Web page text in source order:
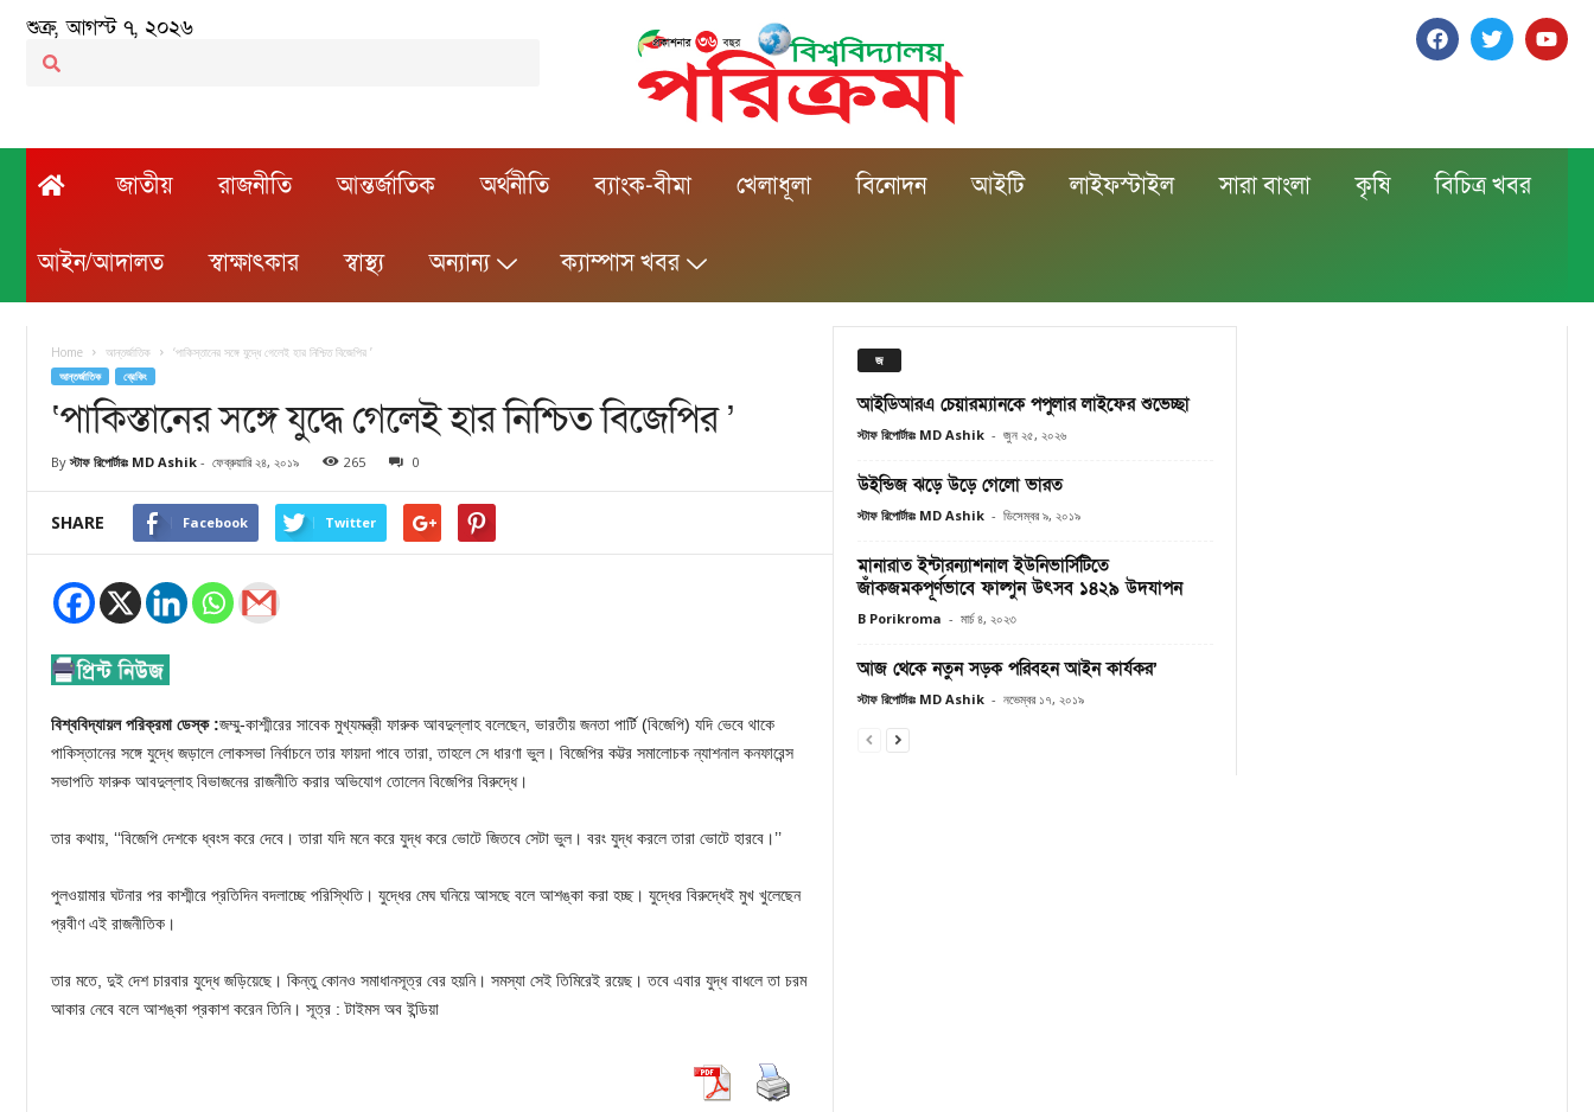
শুক্র, আগস্ট ৭, ২০২৬
জাতীয় রাজনীতি আন্তর্জাতিক অর্থনীতি ব্যাংক-বীমা খেলাধূলা বিনোদন আইটি লাইফস্টাইল সারা বাংলা কৃষি বিচিত্র খবর
আইন/আদালত স্বাক্ষাৎকার স্বাস্থ্য অন্যান্য ক্যাম্পাস খবর
Home আন্তর্জাতিক ‘পাকিস্তানের সঙ্গে যুদ্ধে গেলেই হার নিশ্চিত বিজেপির ’
আন্তর্জাতিক ব্রেকিং
‘পাকিস্তানের সঙ্গে যুদ্ধে গেলেই হার নিশ্চিত বিজেপির ’
By স্টাফ রিপোর্টারঃ MD Ashik - ফেব্রুয়ারি ২৪, ২০১৯ 265 0
SHARE Facebook Twitter
বিশ্ববিদ্যায়ল পরিক্রমা ডেস্ক :জম্মু-কাশ্মীরের সাবেক মুখ্যমন্ত্রী ফারুক আবদুল্লাহ বলেছেন, ভারতীয় জনতা পার্টি (বিজেপি) যদি ভেবে থাকে
পাকিস্তানের সঙ্গে যুদ্ধে জড়ালে লোকসভা নির্বাচনে তার ফায়দা পাবে তারা, তাহলে সে ধারণা ভুল। বিজেপির কট্টর সমালোচক ন্যাশনাল কনফারেন্স
সভাপতি ফারুক আবদুল্লাহ বিভাজনের রাজনীতি করার অভিযোগ তোলেন বিজেপির বিরুদ্ধে।
তার কথায়, ‘‘বিজেপি দেশকে ধ্বংস করে দেবে। তারা যদি মনে করে যুদ্ধ করে ভোটে জিতবে সেটা ভুল। বরং যুদ্ধ করলে তারা ভোটে হারবে।’’
পুলওয়ামার ঘটনার পর কাশ্মীরে প্রতিদিন বদলাচ্ছে পরিস্থিতি। যুদ্ধের মেঘ ঘনিয়ে আসছে বলে আশঙ্কা করা হচ্ছ। যুদ্ধের বিরুদ্ধেই মুখ খুলেছেন
প্রবীণ এই রাজনীতিক।
তার মতে, দুই দেশ চারবার যুদ্ধে জড়িয়েছে। কিন্তু কোনও সমাধানসূত্র বের হয়নি। সমস্যা সেই তিমিরেই রয়েছ। তবে এবার যুদ্ধ বাধলে তা চরম
আকার নেবে বলে আশঙ্কা প্রকাশ করেন তিনি। সূত্র : টাইমস অব ইন্ডিয়া
জ
আইডিআরএ চেয়ারম্যানকে পপুলার লাইফের শুভেচ্ছা
স্টাফ রিপোর্টারঃ MD Ashik - জুন ২৫, ২০২৬
উইন্ডিজ ঝড়ে উড়ে গেলো ভারত
স্টাফ রিপোর্টারঃ MD Ashik - ডিসেম্বর ৯, ২০১৯
মানারাত ইন্টারন্যাশনাল ইউনিভার্সিটিতে
জাঁকজমকপূর্ণভাবে ফাল্গুন উৎসব ১৪২৯ উদযাপন
B Porikroma - মার্চ ৪, ২০২৩
আজ থেকে নতুন সড়ক পরিবহন আইন কার্যকর’
স্টাফ রিপোর্টারঃ MD Ashik - নভেম্বর ১৭, ২০১৯